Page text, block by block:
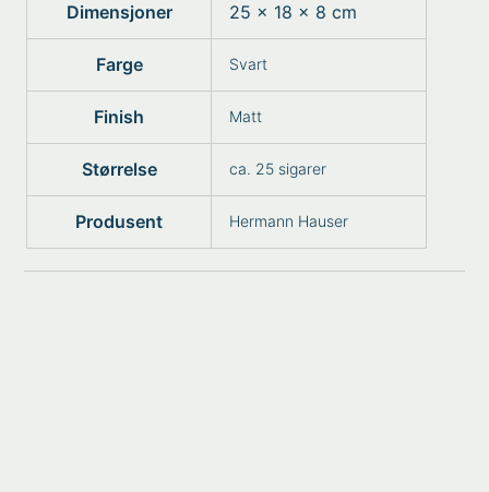
Dimensjoner 25 × 18 × 8 cm
Farge Svart
Finish Matt
Størrelse ca. 25 sigarer
Produsent Hermann Hauser